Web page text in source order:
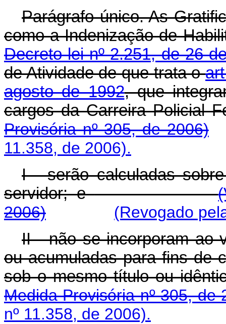
Parágrafo único. As
como a Indenização de
Decreto-lei nº 2.251, de 26
de Atividade de que trata o
agosto de 1992, que
cargos da Carreira
Provisória nº 305, de 2006)
11.358, de 2006).
I - serão calculadas
servidor; e
2006)
(Revogado
II - não se incorporam ao
ou acumuladas para fins de
sob o mesmo título
Medida Provisória nº 305, de
nº 11.358, de 2006).